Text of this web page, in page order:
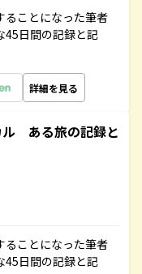
ることになった筆者
45日間の記録と記
詳細を見る
ル ある旅の記録と
ることになった筆者
45日間の記録と記